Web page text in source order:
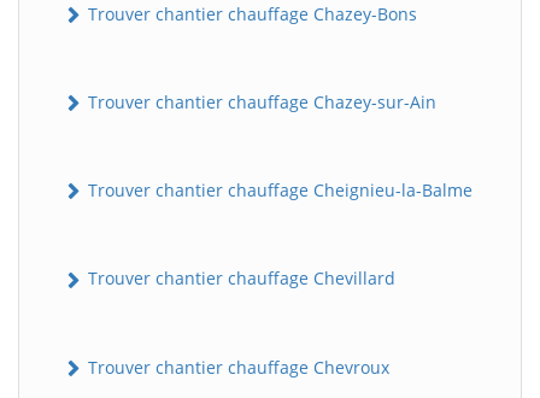
Trouver chantier chauffage Chazey-Bons
Trouver chantier chauffage Chazey-sur-Ain
Trouver chantier chauffage Cheignieu-la-Balme
Trouver chantier chauffage Chevillard
Trouver chantier chauffage Chevroux